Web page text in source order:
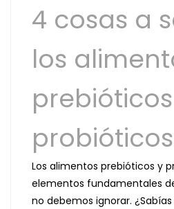
4 cosas a
los
probióticos
Los alimentos prebióticos y
elementos fundamentales
no debemos ignorar.